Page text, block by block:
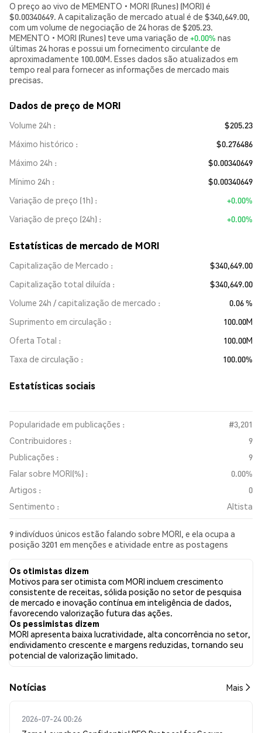
O preço ao vivo de MEMENTO•MORI (Runes) (MORI) é
$0.00340649. A capitalização de mercado atual é de $340,649.00,
com um volume de negociação de 24 horas de $205.23.
MEMENTO•MORI (Runes) teve uma variação de +0.00% nas
últimas 24 horas e possui um fornecimento circulante de
aproximadamente 100.00M. Esses dados são atualizados em
tempo real para fornecer as informações de mercado mais
precisas.
Dados de preço de MORI
Volume 24h
$205.23
Máximo histórico
$0.276486
Máximo 24h
$0.00340649
Mínimo 24h
$0.00340649
Variação de preço (1h)
+0.00%
Variação de preço (24h)
+0.00%
Estatísticas de mercado de MORI
Capitalização de Mercado
$340,649.00
Capitalização total diluída
$340,649.00
Volume 24h / capitalização de mercado
0.06 %
Suprimento em circulação
100.00M
Oferta Total
100.00M
Taxa de circulação
100.00%
Estatísticas sociais
Popularidade em publicações :
#3,201
Contribuidores :
9
Publicações :
9
Falar sobre MORI(%) :
0.00%
Artigos :
0
Sentimento :
Altista
9 indivíduos únicos estão falando sobre MORI, e ela ocupa a
posição 3201 em menções e atividade entre as postagens
MORI em todas as redes sociais foi Altista. Por fim, foram
publicados 0 artigos de notícias sobre MORI. No Twitter, 14.29%
dos tweets apresentaram um sentimento otimista em
comparação com 0.00% dos tweets com sentimento pessimista
sobre MORI. 85.71% dos tweets foram neutros em relação a
MORI. Esses sentimentos são baseados em 7 tweets.
Os otimistas dizem
Motivos para ser otimista com MORI incluem crescimento
consistente de receitas, sólida posição no setor de pesquisa
de mercado e inovação contínua em inteligência de dados,
favorecendo valorização futura das ações.
Os pessimistas dizem
MORI apresenta baixa lucratividade, alta concorrência no setor,
endividamento crescente e margens reduzidas, tornando seu
potencial de valorização limitado.
​​Notícias​​ Mais
2026-07-24 00:26